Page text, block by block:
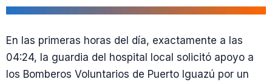
En las primeras horas del día, exactamente a las
04:24, la guardia del hospital local solicitó apoyo a
los Bomberos Voluntarios de Puerto Iguazú por un